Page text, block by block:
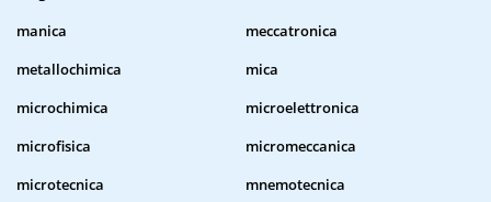
manica
meccatronica
metallochimica
mica
microchimica
microelettronica
microfisica
micromeccanica
microtecnica
mnemotecnica